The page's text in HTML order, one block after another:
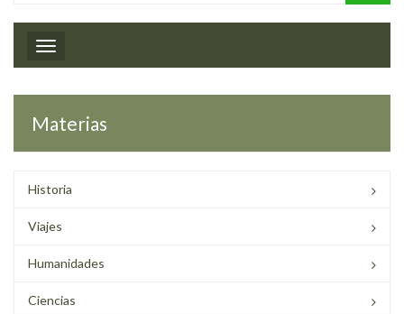
Toggle navigation
Materias
Historia
Viajes
Humanidades
Ciencias